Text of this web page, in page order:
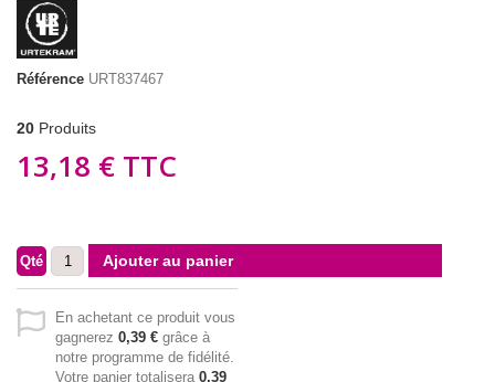
Référence URT837467
20 Produits
13,18 € TTC
Qté Ajouter au panier
En achetant ce produit vous
gagnerez 0,39 € grâce à
notre programme de fidélité.
Votre panier totalisera 0,39